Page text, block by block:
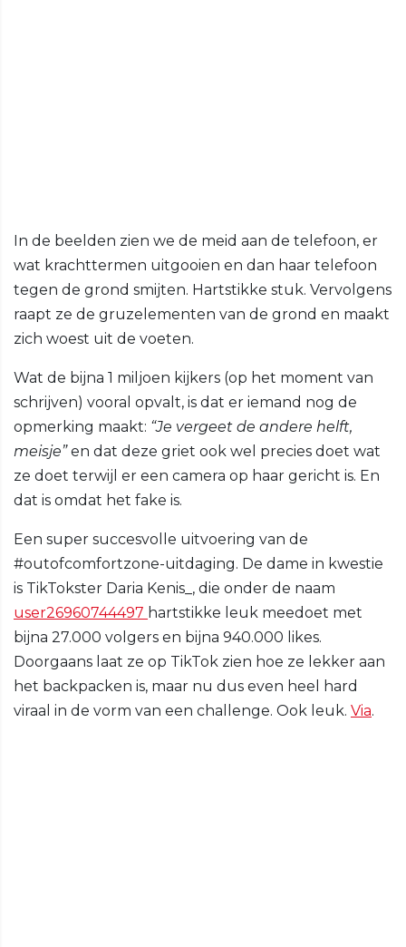
In de beelden zien we de meid aan de telefoon, er
wat krachttermen uitgooien en dan haar telefoon
tegen de grond smijten. Hartstikke stuk. Vervolgens
raapt ze de gruzelementen van de grond en maakt
zich woest uit de voeten.
Wat de bijna 1 miljoen kijkers (op het moment van
schrijven) vooral opvalt, is dat er iemand nog de
opmerking maakt: “Je vergeet de andere helft,
meisje”en dat deze griet ook wel precies doet wat
ze doet terwijl er een camera op haar gericht is. En
dat is omdat het fake is.
Een super succesvolle uitvoering van de
#outofcomfortzone-uitdaging. De dame in kwestie
is TikTokster Daria Kenis_, die onder de naam
user26960744497 hartstikke leuk meedoet met
bijna 27.000 volgers en bijna 940.000 likes.
Doorgaans laat ze op TikTok zien hoe ze lekker aan
het backpacken is, maar nu dus even heel hard
viraal in de vorm van een challenge. Ook leuk. Via.